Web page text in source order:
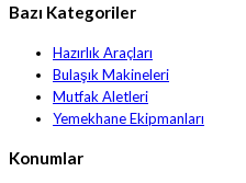
Bazı Kategoriler
Hazırlık Araçları
Bulaşık Makineleri
Mutfak Aletleri
Yemekhane Ekipmanları
Konumlar